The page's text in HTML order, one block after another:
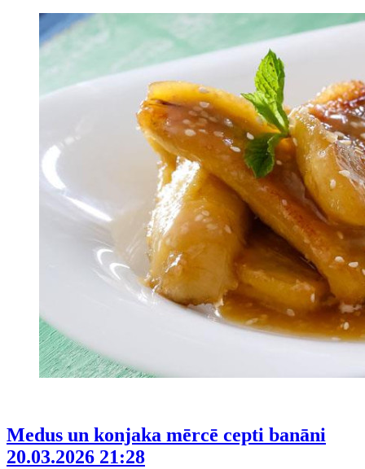
Medus un konjaka mērcē cepti banāni
20.03.2026 21:28